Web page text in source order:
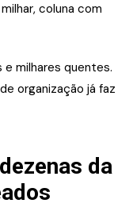
coluna com
milhares quentes.
organização já faz
da